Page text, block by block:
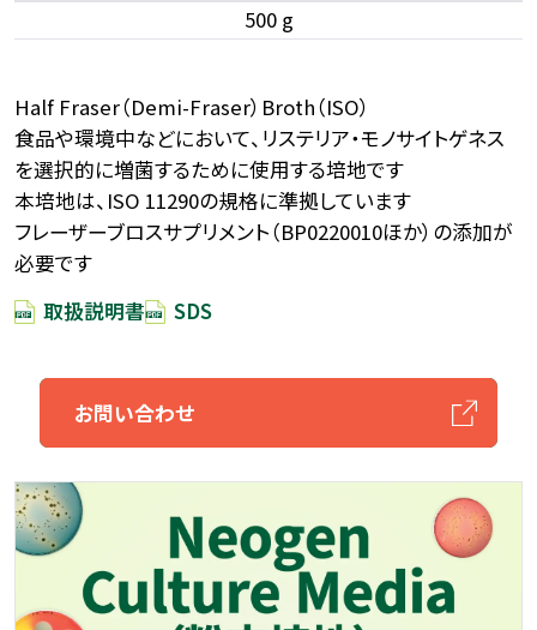
500 g
Half Fraser（Demi-Fraser）Broth（ISO）
食品や環境中などにおいて、リステリア・モノサイトゲネス
を選択的に増菌するために使用する培地です
本培地は、ISO 11290の規格に準拠しています
フレーザーブロスサプリメント（BP0220010ほか）の添加が
必要です
取扱説明書
SDS
お問い合わせ